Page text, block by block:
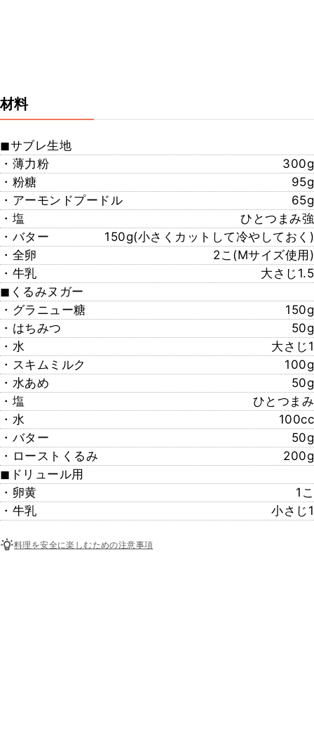
材料
◼︎サブレ生地
・薄力粉
300g
・粉糖
95g
・アーモンドプードル
65g
・塩
ひとつまみ強
・バター
150g(小さくカットして冷やしておく)
・全卵
2こ(Mサイズ使用)
・牛乳
大さじ1.5
◼︎くるみヌガー
・グラニュー糖
150g
・はちみつ
50g
・水
大さじ1
・スキムミルク
100g
・水あめ
50g
・塩
ひとつまみ
・水
100cc
・バター
50g
・ローストくるみ
200g
◼︎ドリュール用
・卵黄
1こ
・牛乳
小さじ1
料理を安全に楽しむための注意事項